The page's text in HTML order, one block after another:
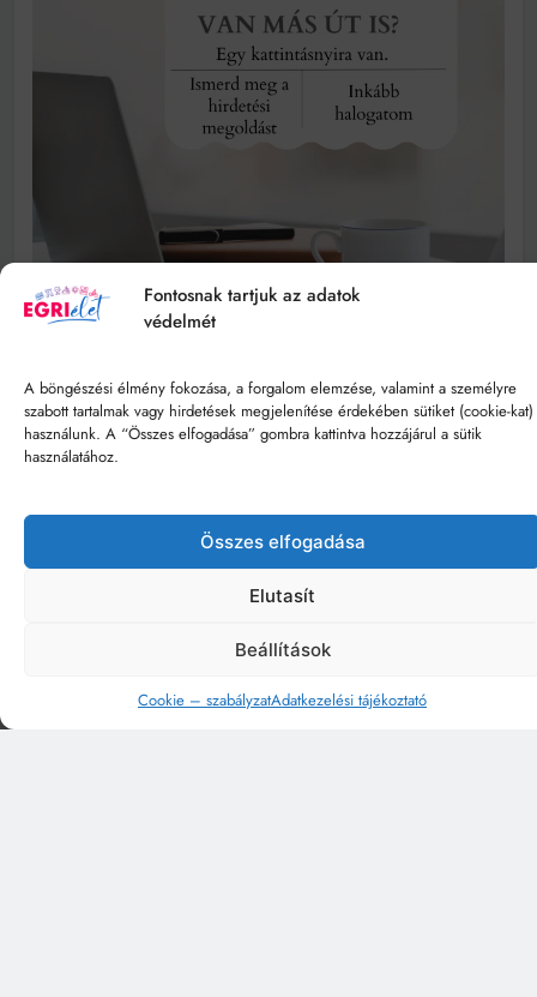
Fontosnak tartjuk az adatok
védelmét
A böngészési élmény fokozása, a forgalom elemzése, valamint a személyre
szabott tartalmak vagy hirdetések megjelenítése érdekében sütiket (cookie-kat)
használunk. A “Összes elfogadása” gombra kattintva hozzájárul a sütik
használatához.
Összes elfogadása
Elutasít
Beállítások
Cookie – szabályzatAdatkezelési tájékoztató